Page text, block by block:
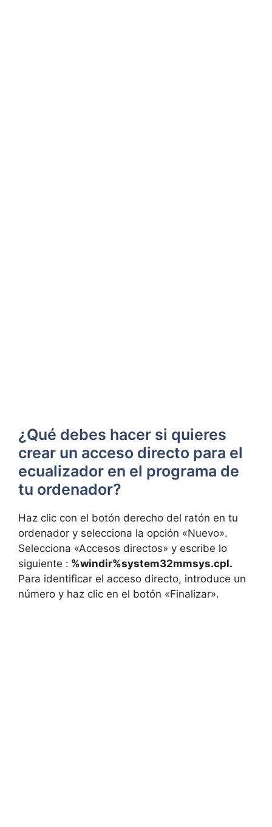
¿Qué debes hacer si quieres
crear un acceso directo para el
ecualizador en el programa de
tu ordenador?
Haz clic con el botón derecho del ratón en tu
ordenador y selecciona la opción «Nuevo».
Selecciona «Accesos directos» y escribe lo
siguiente : %windir%system32mmsys.cpl.
Para identificar el acceso directo, introduce un
número y haz clic en el botón «Finalizar».